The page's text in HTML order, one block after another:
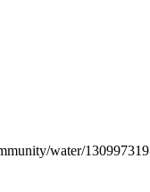
water/130997319